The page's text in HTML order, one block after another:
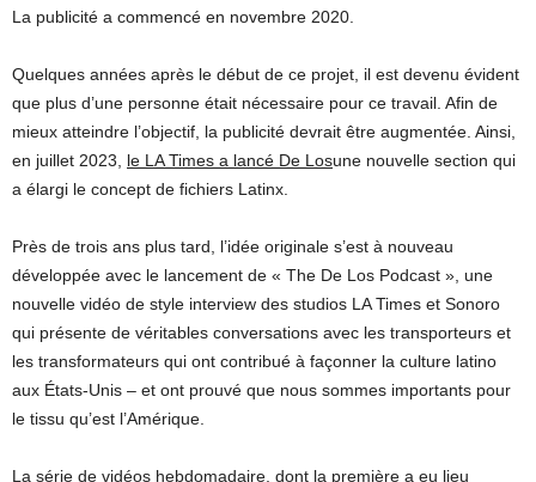
La publicité a commencé en novembre 2020.
Quelques années après le début de ce projet, il est devenu évident
que plus d’une personne était nécessaire pour ce travail. Afin de
mieux atteindre l’objectif, la publicité devrait être augmentée. Ainsi,
en juillet 2023, le LA Times a lancé De Losune nouvelle section qui
a élargi le concept de fichiers Latinx.
Près de trois ans plus tard, l’idée originale s’est à nouveau
développée avec le lancement de « The De Los Podcast », une
nouvelle vidéo de style interview des studios LA Times et Sonoro
qui présente de véritables conversations avec les transporteurs et
les transformateurs qui ont contribué à façonner la culture latino
aux États-Unis – et ont prouvé que nous sommes importants pour
le tissu qu’est l’Amérique.
La série de vidéos hebdomadaire, dont la première a eu lieu